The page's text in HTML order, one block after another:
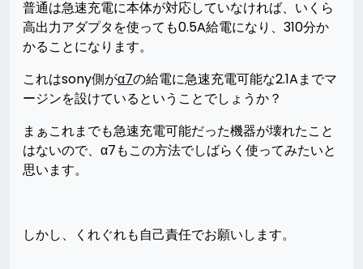
普通は急速充電に本体が対応していなければ、いくら
高出力アダプタを使っても0.5A給電になり、310分か
かることになります。
これはsony側がα7の給電に急速充電可能な2.1Aまでマ
ージンを設けているということでしょうか？
まぁこれまでも急速充電可能だった機器が壊れたこと
はないので、α7もこの方法でしばらく使ってみたいと
思います。
しかし、くれぐれも自己責任でお願いします。